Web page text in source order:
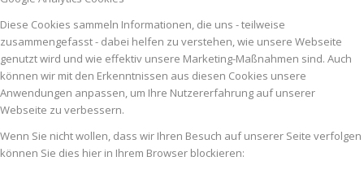
Diese Cookies sammeln Informationen, die uns - teilweise
zusammengefasst - dabei helfen zu verstehen, wie unsere Webseite
genutzt wird und wie effektiv unsere Marketing-Maßnahmen sind. Auch
können wir mit den Erkenntnissen aus diesen Cookies unsere
Anwendungen anpassen, um Ihre Nutzererfahrung auf unserer
Webseite zu verbessern.
Wenn Sie nicht wollen, dass wir Ihren Besuch auf unserer Seite verfolgen
können Sie dies hier in Ihrem Browser blockieren: